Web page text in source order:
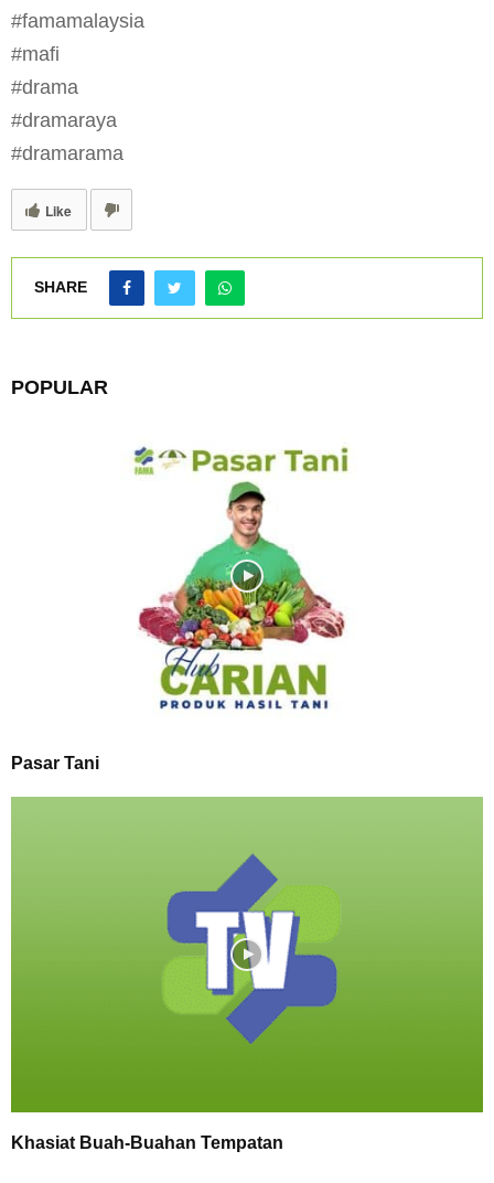
#famamalaysia
#mafi
#drama
#dramaraya
#dramarama
Like
SHARE
POPULAR
Pasar Tani
Khasiat Buah-Buahan Tempatan